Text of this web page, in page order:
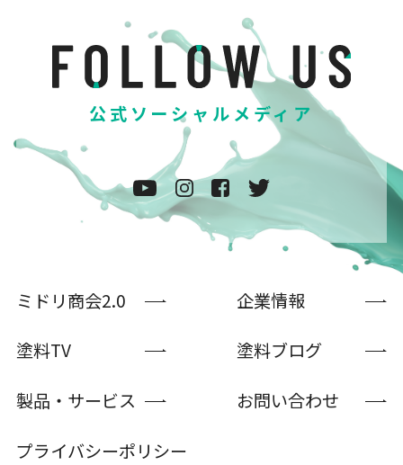
公式ソーシャルメディア
ミドリ商会2.0
企業情報
塗料TV
塗料ブログ
製品・サービス
お問い合わせ
プライバシーポリシー